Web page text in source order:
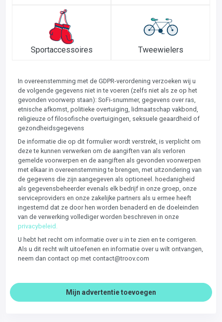
Sportaccessoires Tweewielers
In overeenstemming met de GDPR-verordening verzoeken wij u
de volgende gegevens niet in te voeren (zelfs niet als ze op het
gevonden voorwerp staan): SoFi-snummer, gegevens over ras,
etnische afkomst, politieke overtuiging, lidmaatschap vakbond,
religieuze of filosofische overtuigingen, seksuele geaardheid of
gezondheidsgegevens
De informatie die op dit formulier wordt verstrekt, is verplicht om
deze te kunnen verwerken om de aangiften van als verloren
gemelde voorwerpen en de aangiften als gevonden voorwerpen
met elkaar in overeenstemming te brengen, met uitzondering van
de gegevens die zijn aangegeven als optioneel. hoedanigheid
als gegevensbeheerder evenals elk bedrijf in onze groep, onze
serviceproviders en onze zakelijke partners als u ermee heeft
ingestemd dat ze door hen worden benaderd en de doeleinden
van de verwerking vollediger worden beschreven in onze
privacybeleid.
U hebt het recht om informatie over u in te zien en te corrigeren.
Als u dit recht wilt uitoefenen en informatie over u wilt ontvangen,
neem dan contact op met contact@troov.com
Mijn advertentie toevoegen